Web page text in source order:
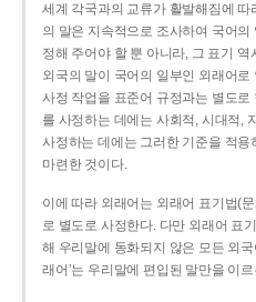
세계 각국과의 교류가 활발해짐에
의 말은 지속적으로 조사하여 국어
정해 주어야 할 뿐 아니라, 그 표기
외국의 말이 국어의 일부인 외래어
사정 작업을 표준어 규정과는 별도
를 사정하는 데에는 사회적, 시대적,
사정하는 데에는 그러한 기준을 적
마련한 것이다.
이에 따라 외래어는 외래어 표기법(
로 별도로 사정한다. 다만 외래어 표
해 우리말에 동화되지 않은 모든 외
래어’는 우리말에 편입된 말만을 이